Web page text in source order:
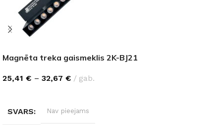
Magnēta treka gaismeklis 2K-BJ21
25,41 € – 32,67 € gab.
SVARS Nav pieejams